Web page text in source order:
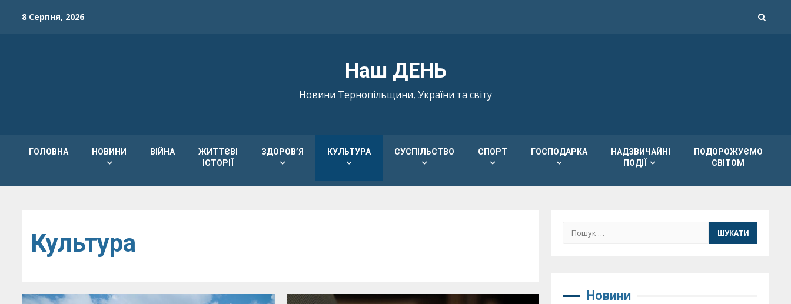
8 Серпня, 2026
Наш ДЕНЬ
Новини Тернопільщини, України та світу
ГОЛОВНА НОВИНИ ВІЙНА
ЖИТТЄВІ
ІСТОРІЇ
ЗДОРОВ’Я КУЛЬТУРА СУСПІЛЬСТВО СПОРТ ГОСПОДАРКА
НАДЗВИЧАЙНІ
ПОДІЇ
ПОДОРОЖУЄМО
СВІТОМ
Культура
Пошук:
Новини